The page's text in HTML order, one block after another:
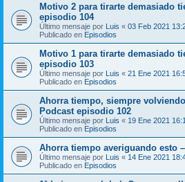
Motivo 2 para tirarte demasiado
episodio 104
Último mensaje por Luis « 03 Feb 2021
Publicado en Episodios
Motivo 1 para tirarte demasiado
episodio 103
Último mensaje por Luis « 21 Ene 2021
Publicado en Episodios
Ahorra tiempo, siempre
Podcast episodio 102
Último mensaje por Luis « 19 Ene 2021
Publicado en Episodios
Ahorra tiempo averiguando esto
Último mensaje por Luis « 14 Ene 2021
Publicado en Episodios